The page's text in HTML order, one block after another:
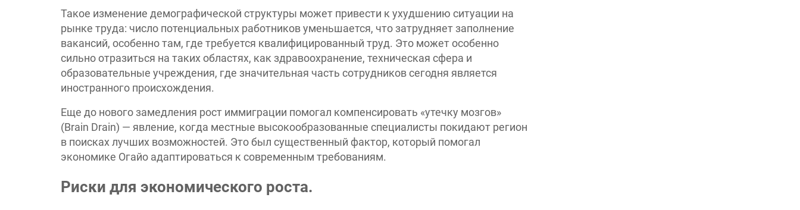
Такое изменение демографической структуры может привести к ухудшению ситуации на
рынке труда: число потенциальных работников уменьшается, что затрудняет заполнение
вакансий, особенно там, где требуется квалифицированный труд. Это может особенно
сильно отразиться на таких областях, как здравоохранение, техническая сфера и
образовательные учреждения, где значительная часть сотрудников сегодня является
иностранного происхождения.
Еще до нового замедления рост иммиграции помогал компенсировать «утечку мозгов»
(Brain Drain) — явление, когда местные высокообразованные специалисты покидают регион
в поисках лучших возможностей. Это был существенный фактор, который помогал
экономике Огайо адаптироваться к современным требованиям.
Риски для экономического роста.